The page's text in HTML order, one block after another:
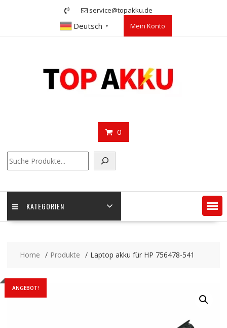
service@topakku.de
Deutsch ▼ Mein Konto
0
KATEGORIEN
Home Produkte Laptop akku für HP 756478-541
ANGEBOT!